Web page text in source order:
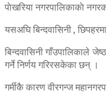
पाेखरिया नगरपालिकाकाे
यसअघि बिन्दवासिनी ,
बिन्दवासिनी गाँउपालिकाले
गर्ने निर्णय गरिरसकेका छन् ।
गर्मीकै कारण वीरगन्ज